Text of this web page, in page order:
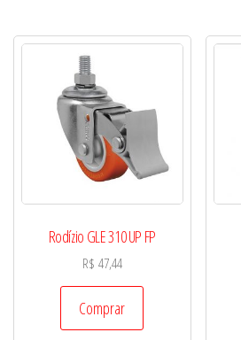
Rodízio GLE 310 UP FP
R$ 47,44
Comprar